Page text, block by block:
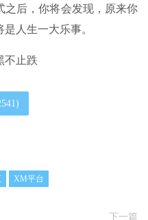
之后，你将会发现，原来你
人生一大乐事。
不止跌
)
XM平台
下一篇